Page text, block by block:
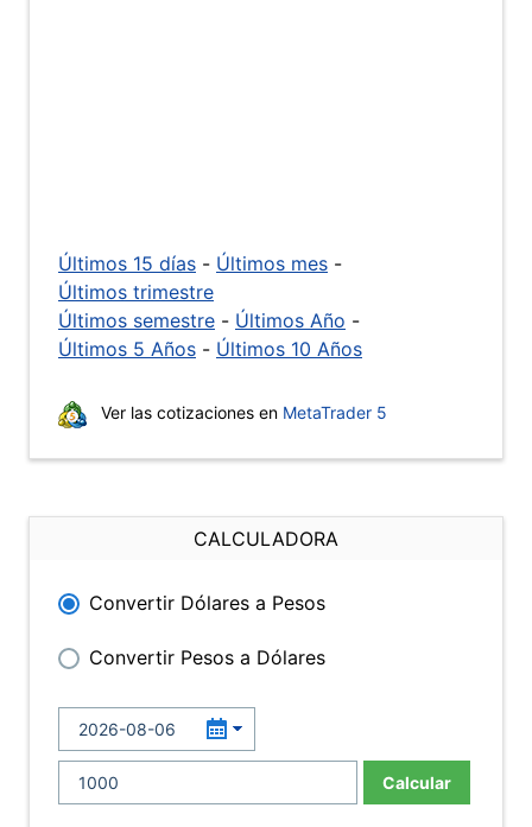
Últimos 15 días - Últimos mes -
Últimos trimestre
Últimos semestre - Últimos Año -
Últimos 5 Años - Últimos 10 Años
Ver las cotizaciones en MetaTrader 5
CALCULADORA
Convertir Dólares a Pesos
Convertir Pesos a Dólares
Calcular